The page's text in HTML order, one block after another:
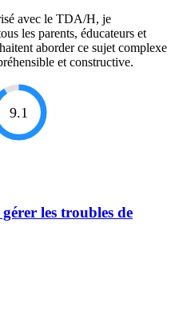
avec le TDA/H, je
les parents, éducateurs et
aborder ce sujet complexe
et constructive.
9.1
les troubles de